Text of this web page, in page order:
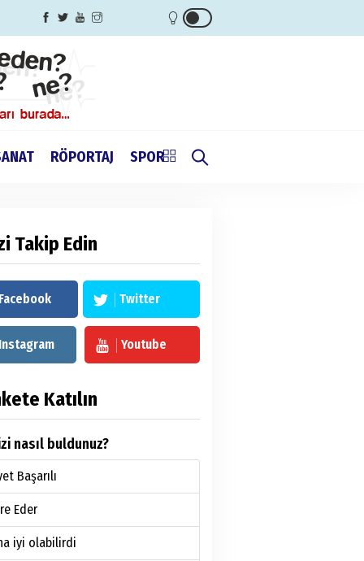
RÖPORTAJ SPOR
Takip Edin
Facebook Twitter
Instagram Youtube
Katılın
nasıl buldunuz?
Başarılı
Eder
iyi olabilirdi